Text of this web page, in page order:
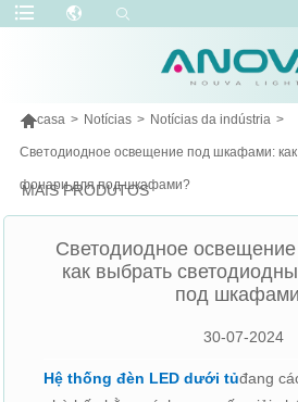
casa > Notícias > Notícias da indústria >
Светодиодное освещение под шкафами:
фонари для под шкафами?
MAIS PRODUTOS
Светодиодное
как выбрать
под
30-07-2024
Hệ thống đèn LED dưới tủđang